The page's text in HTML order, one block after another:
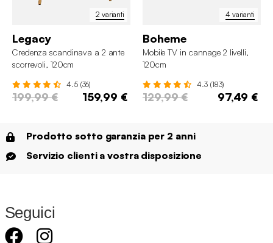
2 varianti
Legacy
Credenza scandinava a 2 ante
scorrevoli, 120cm
4.5 (36)
199,99 € 159,99 €
4 varianti
Boheme
Mobile TV in cannage 2 livelli,
120cm
4.3 (183)
129,99 € 97,49 €
Prodotto sotto garanzia per 2 anni
Servizio clienti a vostra disposizione
Seguici